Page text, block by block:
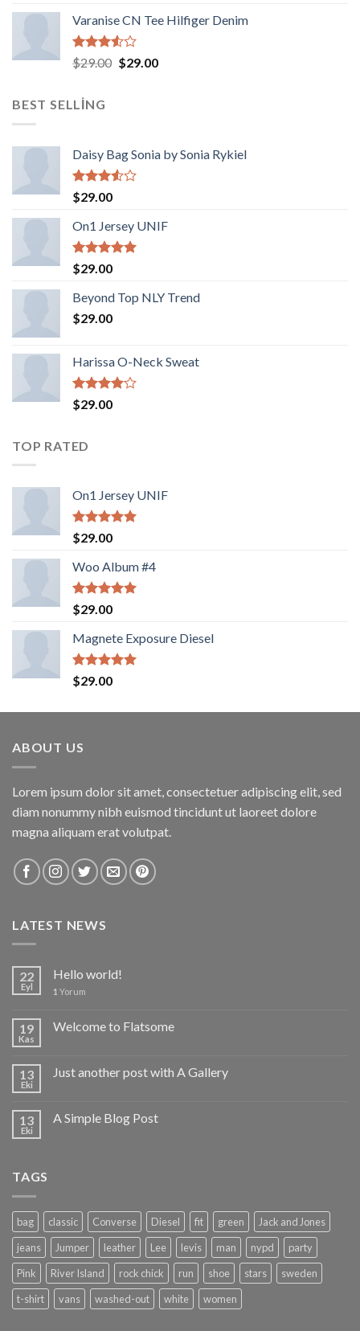
Varanise CN Tee Hilfiger Denim
5
üzerinden
aldı
$29.00 Orijinal
$29.00Şu
BEST SELLING
Daisy Bag Sonia by Sonia Rykiel
5
üzerinden
3.50 oy
aldı
$29.00
On1 Jersey UNIF
5 üzerinden
5.00
aldı
$29.00
Beyond Top NLY Trend
$29.00
Harissa O-Neck Sweat
5
üzerinden
aldı
$29.00
TOP RATED
On1 Jersey UNIF
5 üzerinden
5.00
aldı
$29.00
Woo Album #4
5 üzerinden
5.00
aldı
$29.00
Magnete Exposure Diesel
5 üzerinden
5.00
$29.00
ABOUT US
Lorem ipsum dolor sit amet, consectetuer adipiscing elit, sed
diam nonummy nibh euismod tincidunt ut laoreet dolore
magna aliquam erat volutpat.
LATEST NEWS
22
Eyl
Hello world!
1 Yorum
19
Kas
Welcome to Flatsome
13
Eki
Just another post with A Gallery
13
Eki
A Simple Blog Post
TAGS
bag classic Converse Diesel fit green
Jack and Jones
jeans
Jumper leather Lee levis man nypd
party
Pink
River Island rock chick run shoe stars
sweden
t-shirt
vans washed-out white women